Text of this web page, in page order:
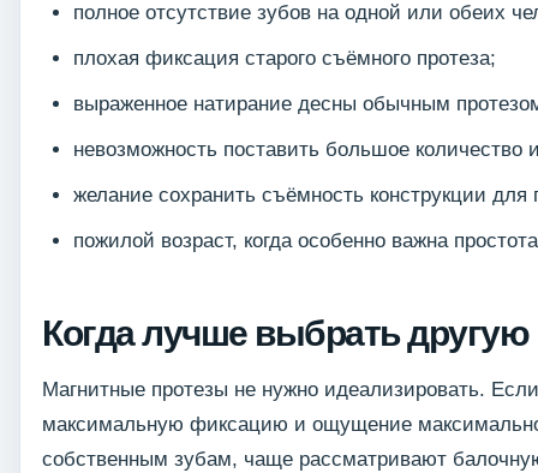
полное отсутствие зубов на одной или обеих
плохая фиксация старого съёмного протеза;
выраженное натирание десны обычным
невозможность поставить большое количество
желание сохранить съёмность конструкции для
пожилой возраст, когда особенно важна
Когда лучше выбрать другую
Магнитные протезы не нужно идеализировать.
максимальную фиксацию и ощущение
собственным зубам, чаще рассматривают